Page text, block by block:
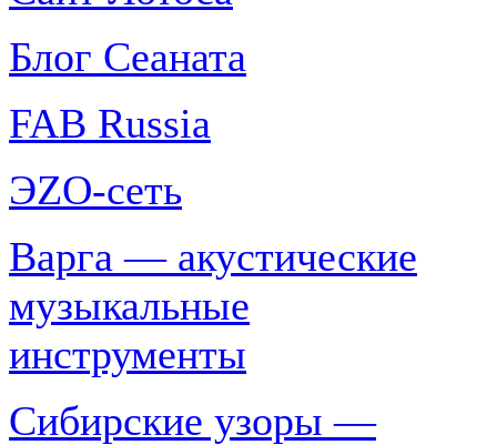
Блог Сеаната
FAB Russia
ЭZО-сеть
Варга — акустические
музыкальные
инструменты
Сибирские узоры —